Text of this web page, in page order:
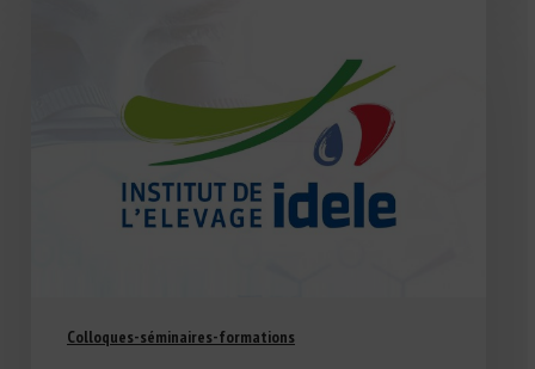
Colloques-séminaires-formations